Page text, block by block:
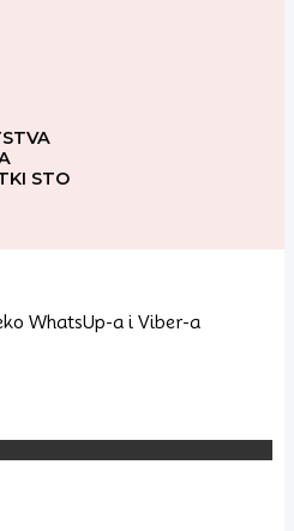
STO
WhatsUp-a i Viber-a